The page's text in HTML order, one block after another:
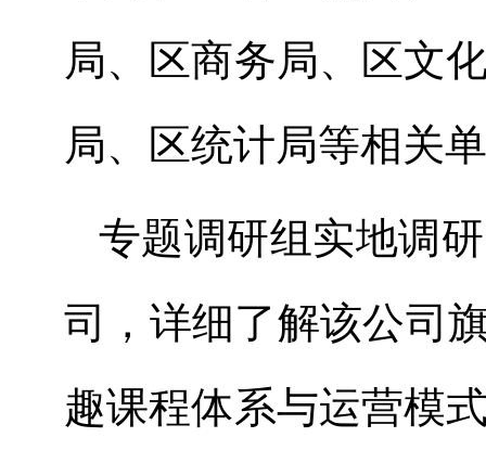
局、区商务局、区文
局、区统计局等相关
专题调研组实地调
司，详细了解该公司
趣课程体系与运营模